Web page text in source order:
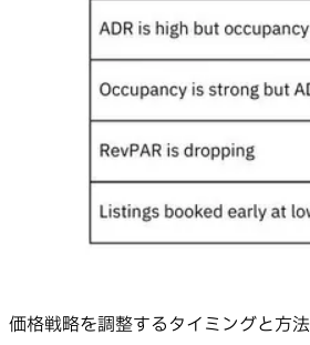
価格戦略を調整するタイミングと方法